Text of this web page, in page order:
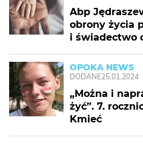
Abp
obrony życia
i świadectwo
OPOKA NEWS
DODANE25.01.2024
„Można i
żyć”. 7.
Kmieć